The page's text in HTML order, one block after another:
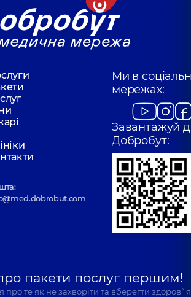
Ми в
мережах:
Завантажуй
Добробут:
пакети послуг першим!
про те як не захворіти та вберегти